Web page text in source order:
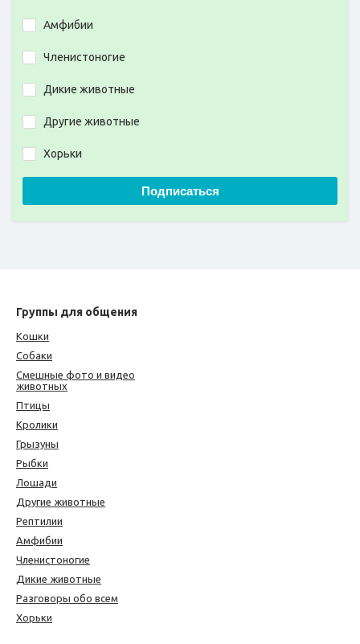
Амфибии
Членистоногие
Дикие животные
Другие животные
Хорьки
Подписаться
Группы для общения
Кошки
Собаки
Смешные фото и видео
животных
Птицы
Кролики
Грызуны
Рыбки
Лошади
Другие животные
Рептилии
Амфибии
Членистоногие
Дикие животные
Разговоры обо всем
Хорьки